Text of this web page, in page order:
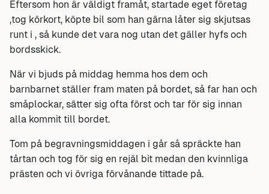
Eftersom hon är väldigt framåt, startade eget företag
,tog körkort, köpte bil som han gärna låter sig skjutsas
runt i , så kunde det vara nog utan det gäller hyfs och
bordsskick.
När vi bjuds på middag hemma hos dem och
barnbarnet ställer fram maten på bordet, så far han och
småplockar, sätter sig ofta först och tar för sig innan
alla kommit till bordet.
Tom på begravningsmiddagen i går så spräckte han
tårtan och tog för sig en rejäl bit medan den kvinnliga
prästen och vi övriga förvånande tittade på.